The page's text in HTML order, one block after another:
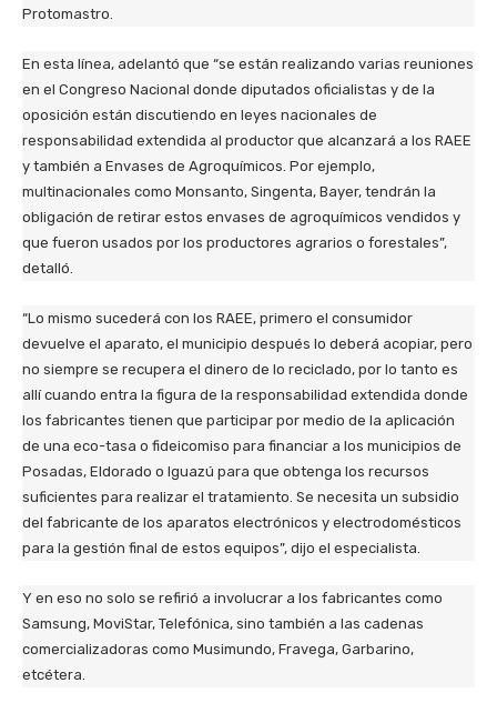
Protomastro.
En esta línea, adelantó que “se están realizando varias reuniones
en el Congreso Nacional donde diputados oficialistas y de la
oposición están discutiendo en leyes nacionales de
responsabilidad extendida al productor que alcanzará a los RAEE
y también a Envases de Agroquímicos. Por ejemplo,
multinacionales como Monsanto, Singenta, Bayer, tendrán la
obligación de retirar estos envases de agroquímicos vendidos y
que fueron usados por los productores agrarios o forestales”,
detalló.
“Lo mismo sucederá con los RAEE, primero el consumidor
devuelve el aparato, el municipio después lo deberá acopiar, pero
no siempre se recupera el dinero de lo reciclado, por lo tanto es
allí cuando entra la figura de la responsabilidad extendida donde
los fabricantes tienen que participar por medio de la aplicación
de una eco-tasa o fideicomiso para financiar a los municipios de
Posadas, Eldorado o Iguazú para que obtenga los recursos
suficientes para realizar el tratamiento. Se necesita un subsidio
del fabricante de los aparatos electrónicos y electrodomésticos
para la gestión final de estos equipos”, dijo el especialista.
Y en eso no solo se refirió a involucrar a los fabricantes como
Samsung, MoviStar, Telefónica, sino también a las cadenas
comercializadoras como Musimundo, Fravega, Garbarino,
etcétera.